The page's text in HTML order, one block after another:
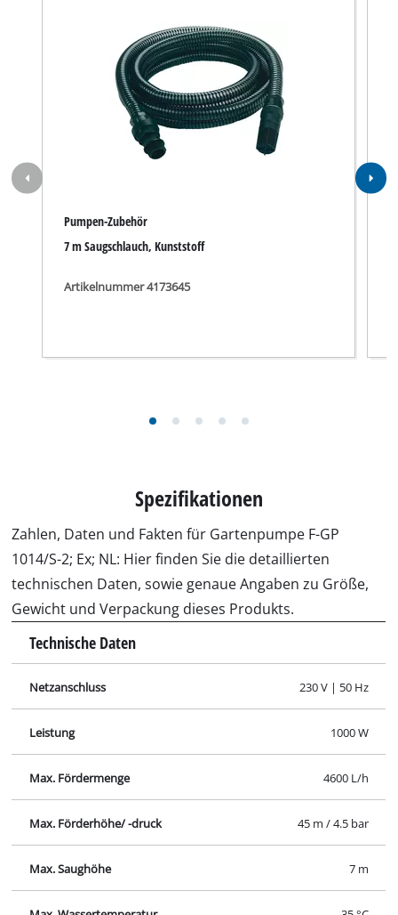
Pumpen-Zubehör
7 m Saugschlauch, Kunststoff
Artikelnummer 4173645
Spezifikationen
Zahlen, Daten und Fakten für Gartenpumpe F-GP
1014/S-2; Ex; NL: Hier finden Sie die detaillierten
technischen Daten, sowie genaue Angaben zu Größe,
Gewicht und Verpackung dieses Produkts.
Technische Daten
Netzanschluss 230 V | 50 Hz
Leistung 1000 W
Max. Fördermenge 4600 L/h
Max. Förderhöhe/ -druck 45 m / 4.5 bar
Max. Saughöhe 7 m